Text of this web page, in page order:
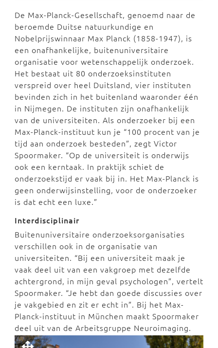
De Max-Planck-Gesellschaft, genoemd naar de
beroemde Duitse natuurkundige en
Nobelprijswinnaar Max Planck (1858-1947), is
een onafhankelijke, buitenuniversitaire
organisatie voor wetenschappelijk onderzoek.
Het bestaat uit 80 onderzoeksinstituten
verspreid over heel Duitsland, vier instituten
bevinden zich in het buitenland waaronder één
in Nijmegen. De instituten zijn onafhankelijk
van de universiteiten. Als onderzoeker bij een
Max-Planck-instituut kun je “100 procent van je
tijd aan onderzoek besteden”, zegt Victor
Spoormaker. “Op de universiteit is onderwijs
ook een kerntaak. In praktijk schiet de
onderzoekstijd er vaak bij in. Het Max-Planck is
geen onderwijsinstelling, voor de onderzoeker
is dat echt een luxe.”
Interdisciplinair
Buitenuniversitaire onderzoeksorganisaties
verschillen ook in de organisatie van
universiteiten. “Bij een universiteit maak je
vaak deel uit van een vakgroep met dezelfde
achtergrond, in mijn geval psychologen”, vertelt
Spoormaker. “Je hebt dan goede discussies over
je vakgebied en zit er echt in”. Bij het Max-
Planck-instituut in München maakt Spoormaker
deel uit van de Arbeitsgruppe Neuroimaging.